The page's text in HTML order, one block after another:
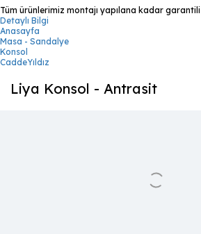
Tüm ürünlerimiz montajı yapılana kadar
Detaylı Bilgi
Anasayfa
Masa - Sandalye
Konsol
CaddeYıldız
Liya Konsol - Antrasit